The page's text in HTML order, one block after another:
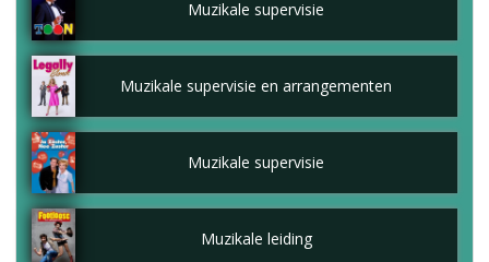
Muzikale supervisie
Muzikale supervisie en arrangementen
Muzikale supervisie
Muzikale leiding